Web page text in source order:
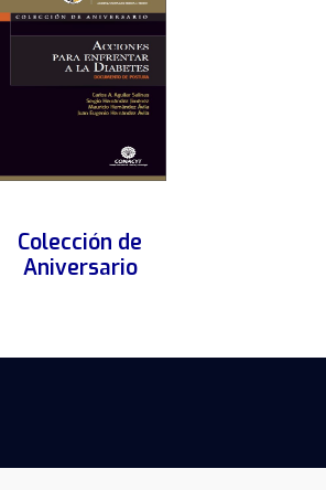
Colección de
Aniversario